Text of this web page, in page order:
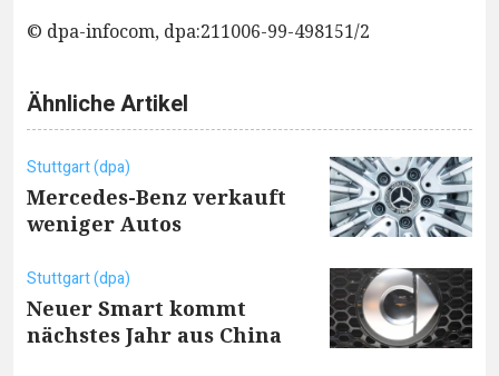
© dpa-infocom, dpa:211006-99-498151/2
Ähnliche Artikel
Stuttgart (dpa)
Mercedes-Benz verkauft
weniger Autos
Stuttgart (dpa)
Neuer Smart kommt
nächstes Jahr aus China